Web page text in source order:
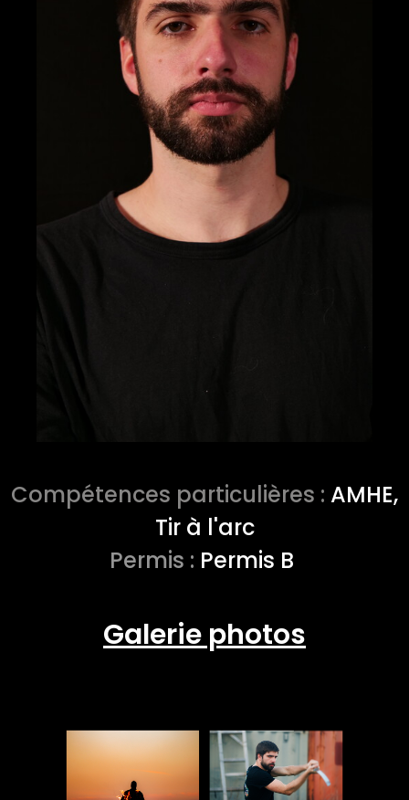
Compétences particulières : AMHE,
Tir à l'arc
Permis : Permis B
Galerie photos